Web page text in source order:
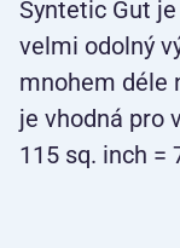
Syntetic Gut
velmi odolný
mnohem déle
je vhodná pro
115 sq. inch =